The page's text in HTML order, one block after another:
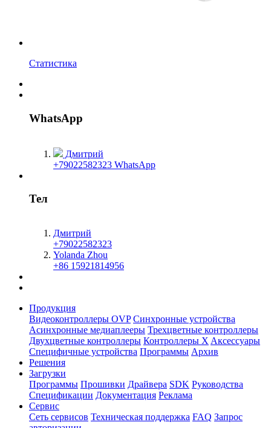
Статистика
WhatsApp
Дмитрий
+79022582323 WhatsApp
Тел
Дмитрий
+79022582323
Yolanda Zhou
+86 15921814956
Продукция
Видеоконтроллеры OVP Синхронные устройства
Асинхронные медиаплееры Трехцветные контроллеры
Двухцветные контроллеры Контроллеры X Aксессуары
Специфичные устройства Программы Архив
Решения
Загрузки
Программы Прошивки Драйвера SDK Руководства
Спецификации Документация Реклама
Сервис
Сеть сервисов Техническая поддержка FAQ Запрос